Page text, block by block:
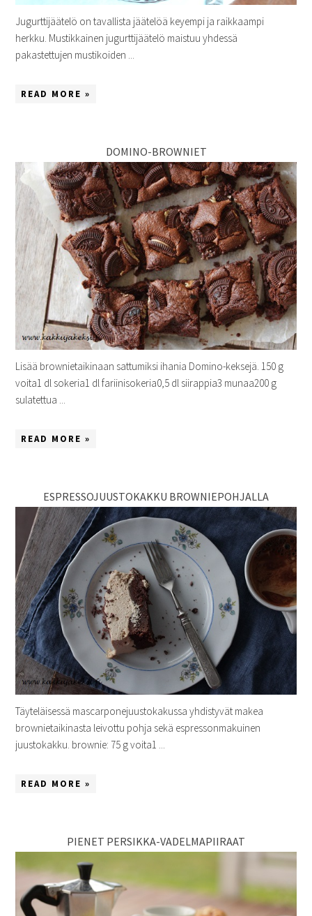
Jugurttijäätelö on tavallista jäätelöä keyempi ja raikkaampi
herkku. Mustikkainen jugurttijäätelö maistuu yhdessä
pakastettujen mustikoiden ...
READ MORE »
DOMINO-BROWNIET
Lisää brownietaikinaan sattumiksi ihania Domino-keksejä. 150 g
voita1 dl sokeria1 dl fariinisokeria0,5 dl siirappia3 munaa200 g
sulatettua ...
READ MORE »
ESPRESSOJUUSTOKAKKU BROWNIEPOHJALLA
Täyteläisessä mascarponejuustokakussa yhdistyvät makea
brownietaikinasta leivottu pohja sekä espressonmakuinen
juustokakku. brownie: 75 g voita1 ...
READ MORE »
PIENET PERSIKKA-VADELMAPIIRAAT